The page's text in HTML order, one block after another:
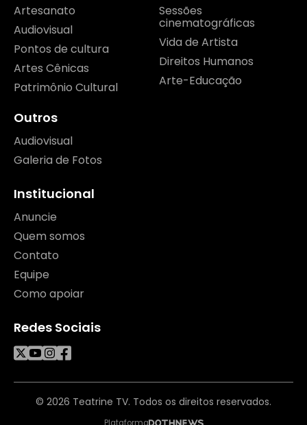
Artesanato
Audiovisual
Pontos de cultura
Artes Cênicas
Patrimônio Cultural
Sessões
cinematográficas
Vida de Artista
Direitos Humanos
Arte-Educação
Outros
Audiovisual
Galeria de Fotos
Institucional
Anuncie
Quem somos
Contato
Equipe
Como apoiar
Redes Sociais
© 2026 Teatrine TV. Todos os direitos reservados.
Plataforma